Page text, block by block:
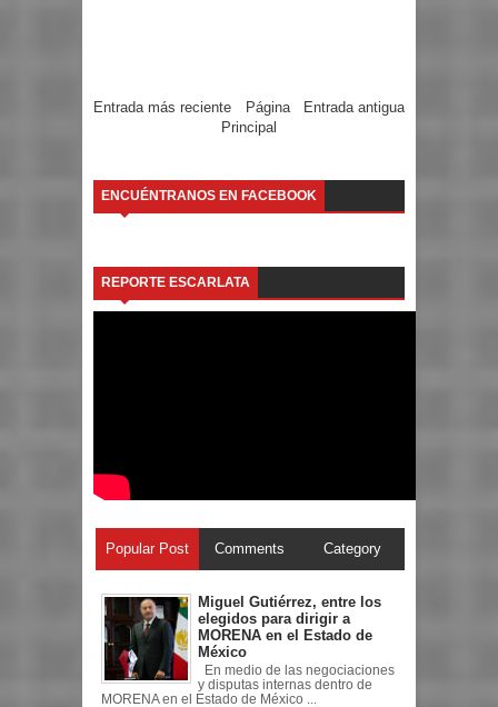
Entrada más reciente Entrada antigua
Página
Principal
ENCUÉNTRANOS EN FACEBOOK
REPORTE ESCARLATA
Popular Post Comments Category
Miguel Gutiérrez, entre los
elegidos para dirigir a
MORENA en el Estado de
México
En medio de las negociaciones
y disputas internas dentro de
MORENA en el Estado de México ...